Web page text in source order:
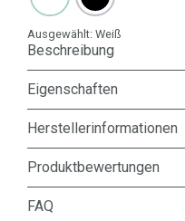
Ausgewählt: Weiß
Beschreibung
Eigenschaften
Herstellerinformationen
Produktbewertungen
FAQ